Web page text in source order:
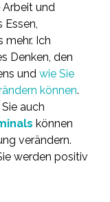
Arbeit und
Essen,
mehr. Ich
Denken, den
und wie Sie
können.
auch
können
verändern.
werden positiv